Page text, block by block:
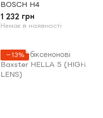
BOSCH H4
1 232 грн
Немає в наявності
−13%